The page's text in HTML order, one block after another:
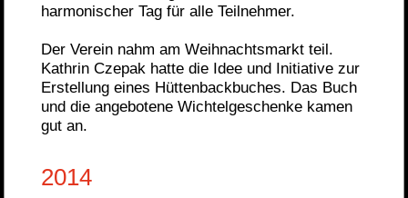
harmonischer Tag für alle Teilnehmer.
Der Verein nahm am Weihnachtsmarkt teil.
Kathrin Czepak hatte die Idee und Initiative zur
Erstellung eines Hüttenbackbuches. Das Buch
und die angebotene Wichtelgeschenke kamen
gut an.
2014